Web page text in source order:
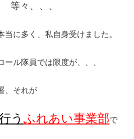
等々、、、
当に多く、私自身受けました。
ール隊員では限度が、、、
、それが
う ふれあい事業部で